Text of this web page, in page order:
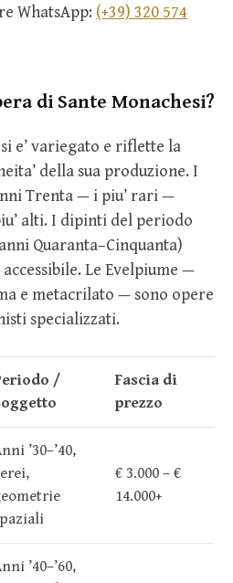
WhatsApp: (+39) 320 574
di Sante Monachesi?
e’ variegato e riflette la
della sua produzione. I
Trenta — i piu’ rari —
alti. I dipinti del periodo
Quaranta–Cinquanta)
Le Evelpiume —
e metacrilato — sono opere
specializzati.
/
Fascia di
prezzo
’30–’40,
€ 3.000 – €
14.000+
’40–’60,